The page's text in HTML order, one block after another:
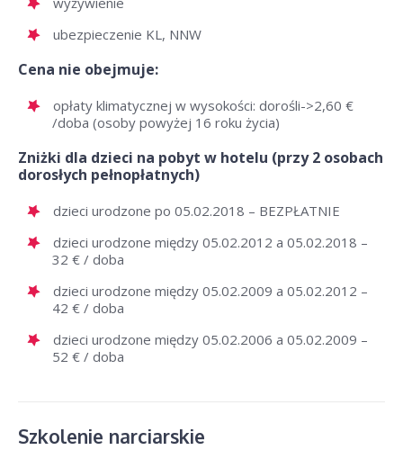
ubezpieczenie KL, NNW
Cena nie obejmuje:
opłaty klimatycznej w wysokości: dorośli->2,60 €
/doba (osoby powyżej 16 roku życia)
Zniżki dla dzieci na pobyt w hotelu (przy 2 osobach
dorosłych pełnopłatnych)
dzieci urodzone po 05.02.2018 – BEZPŁATNIE
dzieci urodzone między 05.02.2012 a 05.02.2018 –
32 € / doba
dzieci urodzone między 05.02.2009 a 05.02.2012 –
42 € / doba
dzieci urodzone między 05.02.2006 a 05.02.2009 –
52 € / doba
Szkolenie narciarskie